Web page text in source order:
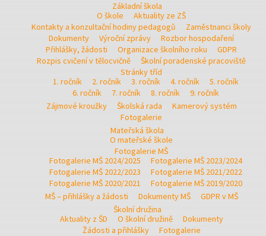
Základní škola
O škole
Aktuality ze ZŠ
Kontakty a konzultační hodiny pedagogů
Zaměstnanci školy
Dokumenty
Výroční zprávy
Rozbor hospodaření
Přihlášky, žádosti
Organizace školního roku
GDPR
Rozpis cvičení v tělocvičně
Školní poradenské pracoviště
Stránky tříd
1. ročník
2. ročník 3. ročník 4. ročník
5. ročník
6. ročník
7. ročník 8. ročník
9. ročník
Zájmové kroužky
Školská rada
Kamerový systém
Fotogalerie
Mateřská škola
O mateřské škole
Fotogalerie MŠ
Fotogalerie MŠ 2024/2025
Fotogalerie MŠ 2023/2024
Fotogalerie MŠ 2022/2023
Fotogalerie MŠ 2021/2022
Fotogalerie MŠ 2020/2021
Fotogalerie MŠ 2019/2020
MŠ – přihlášky a žádosti
Dokumenty MŠ
GDPR v MŠ
Školní družina
Aktuality z ŠD
O školní družině
Dokumenty
Žádosti a přihlášky
Fotogalerie